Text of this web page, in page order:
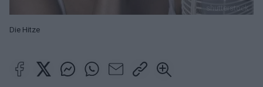
shutterstock
Die Hitze